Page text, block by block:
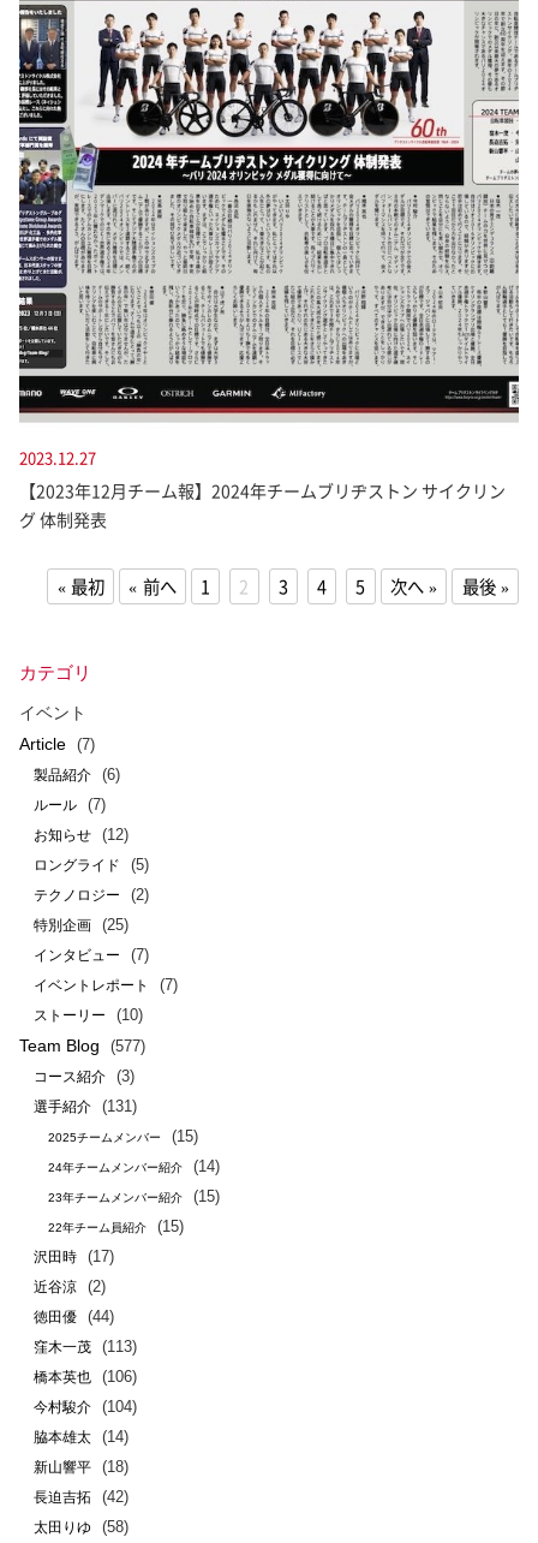
2023.12.27
【2023年12月チーム報】2024年チームブリヂストン サイクリン
グ 体制発表
最初 前へ 1 2 3 4 5 次へ 最後
カテゴリ
イベント
Article
(7)
製品紹介 (6)
ルール (7)
お知らせ (12)
ロングライド (5)
テクノロジー (2)
特別企画 (25)
インタビュー (7)
イベントレポート (7)
ストーリー (10)
Team Blog (577)
コース紹介 (3)
選手紹介 (131)
2025チームメンバー (15)
24年チームメンバー紹介 (14)
23年チームメンバー紹介 (15)
22年チーム員紹介 (15)
沢田時 (17)
近谷涼 (2)
徳田優 (44)
窪木一茂 (113)
橋本英也 (106)
今村駿介 (104)
脇本雄太 (14)
新山響平 (18)
長迫吉拓 (42)
太田りゆ (58)